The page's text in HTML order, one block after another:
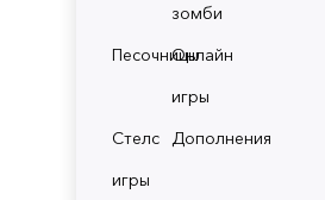
зомби
ПесочницыОнлайн
игры
Стелс
игры
Дополнения